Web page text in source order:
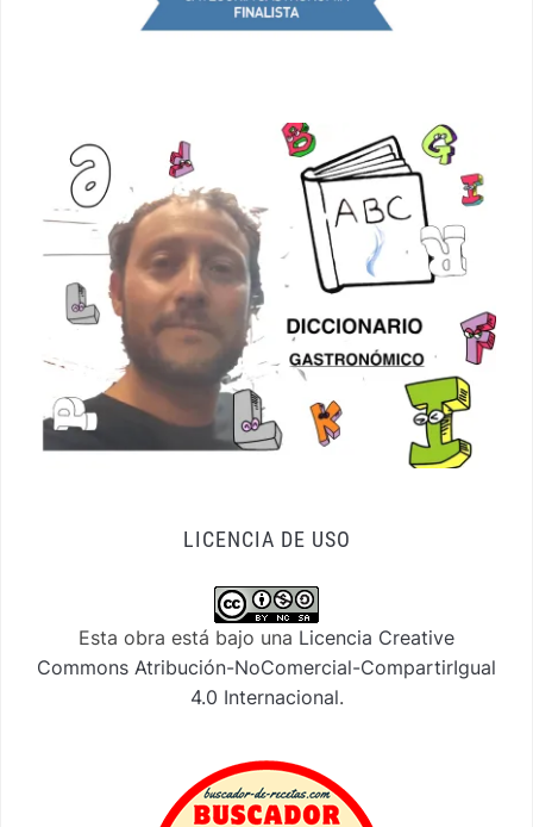
LICENCIA DE USO
Esta obra está bajo una Licencia Creative
Commons Atribución-NoComercial-CompartirIgual
4.0 Internacional.